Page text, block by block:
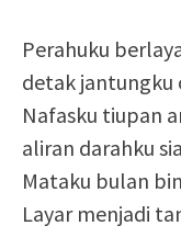
Perahuku
detak
Nafasku tiupan
aliran darahku
Mataku bulan
Layar menjadi